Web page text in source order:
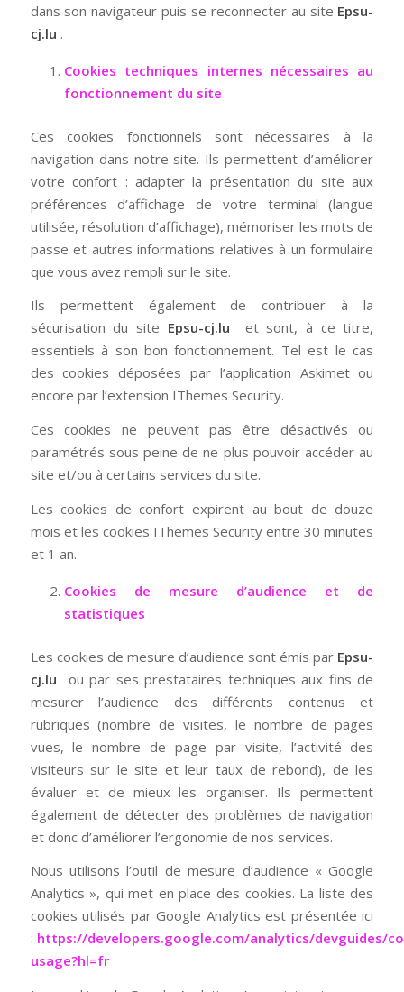
dans son navigateur puis se reconnecter au site Epsu-
cj.lu .
Cookies techniques internes nécessaires au
fonctionnement du site
Ces cookies fonctionnels sont nécessaires à la
navigation dans notre site. Ils permettent d’améliorer
votre confort : adapter la présentation du site aux
préférences d’affichage de votre terminal (langue
utilisée, résolution d’affichage), mémoriser les mots de
passe et autres informations relatives à un formulaire
que vous avez rempli sur le site.
Ils permettent également de contribuer à la
sécurisation du site Epsu-cj.lu
et sont, à ce titre,
essentiels à son bon fonctionnement. Tel est le cas
des cookies déposées par l’application Askimet ou
encore par l’extension IThemes Security.
Ces cookies ne peuvent pas être désactivés ou
paramétrés sous peine de ne plus pouvoir accéder au
site et/ou à certains services du site.
Les cookies de confort expirent au bout de douze
mois et les cookies IThemes Security entre 30 minutes
et 1 an.
Cookies de mesure d’audience et de
statistiques
Les cookies de mesure d’audience sont émis par Epsu-
cj.lu ou par ses prestataires techniques aux fins de
mesurer l’audience des différents contenus et
rubriques (nombre de visites, le nombre de pages
vues, le nombre de page par visite, l’activité des
visiteurs sur le site et leur taux de rebond), de les
évaluer et de mieux les organiser. Ils permettent
également de détecter des problèmes de navigation
et donc d’améliorer l’ergonomie de nos services.
Nous utilisons l’outil de mesure d’audience « Google
Analytics », qui met en place des cookies. La liste des
cookies utilisés par Google Analytics est présentée ici
: https://developers.google.com/analytics/devguides/
usage?hl=fr